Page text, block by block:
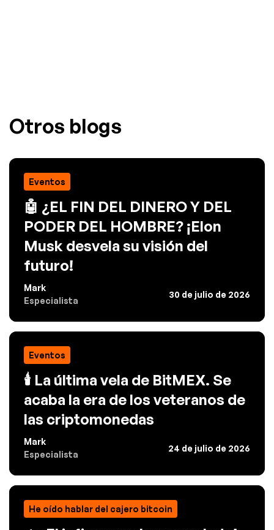
Otros blogs
Eventos
🤖 ¿EL FIN DEL DINERO Y DEL
PODER DEL HOMBRE? ¡Elon
Musk desvela su visión del
futuro!
Mark
Especialista
30 de julio de 2026
Eventos
🕯️ La última vela de BitMEX. Se
acaba la era de los veteranos de
las criptomonedas
Mark
Especialista
24 de julio de 2026
He oído hablar del cajero bitcoin